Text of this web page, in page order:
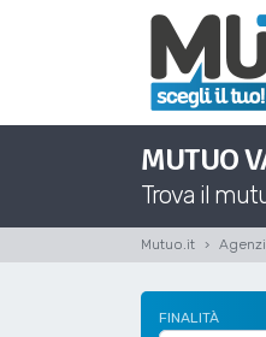
MUTUO
Trova il
Mutuo.it
FINALITÀ